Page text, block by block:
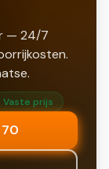
— 24/7
Vaste prijs